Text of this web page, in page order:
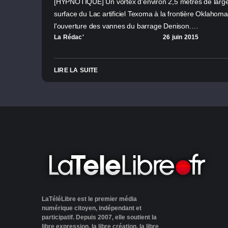
surface du Lac artificiel Texoma à la frontière
l'ouverture des vannes du barrage Denison.…
La Rédac' 26 juin 2015
LIRE LA SUITE
LaTéléLibre est le premier média
numérique citoyen, indépendant et
participatif. Depuis 2007, elle soutient la